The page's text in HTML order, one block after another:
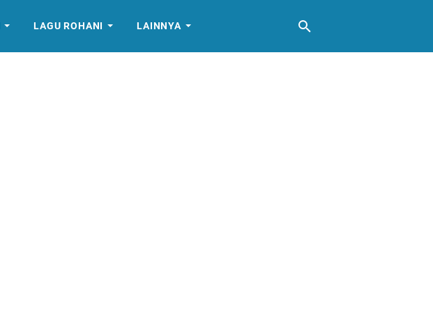
LAGU ROHANI LAINNYA